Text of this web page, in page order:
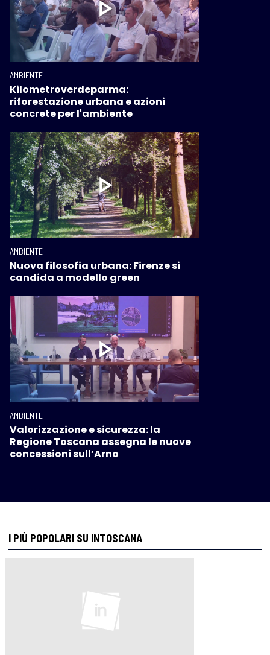
AMBIENTE
Kilometroverdeparma:
riforestazione urbana e azioni
concrete per l'ambiente
AMBIENTE
Nuova filosofia urbana: Firenze si
candida a modello green
AMBIENTE
Valorizzazione e sicurezza: la
Regione Toscana assegna le nuove
concessioni sull’Arno
I PIÙ POPOLARI SU INTOSCANA